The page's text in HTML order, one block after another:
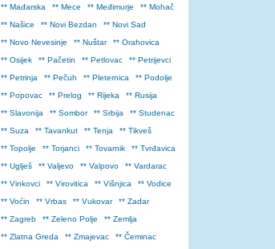
** Mađarska
** Mece ** Međimurje
** Mohač
** Našice
** Novi Bezdan
** Novi Sad
** Novo Nevesinje
** Nuštar
** Orahovica
** Osijek
** Pačetin ** Petlovac
** Petrijevci
** Petrinja
** Pečuh ** Pleternica
** Podolje
** Popovac
** Prelog ** Rijeka
** Rusija
** Slavonija
** Sombor ** Srbija
** Studenac
** Suza
** Tavankut ** Tenja
** Tikveš
** Topolje
** Torjanci ** Tovarnik
** Tvrđavica
** Uglješ
** Valjevo ** Valpovo
** Vardarac
** Vinkovci
** Virovitica ** Višnjica
** Vodice
** Voćin
** Vrbas ** Vukovar
** Zadar
** Zagreb
** Zeleno Polje
** Zemlja
** Zlatna Greda
** Zmajevac
** Čeminac